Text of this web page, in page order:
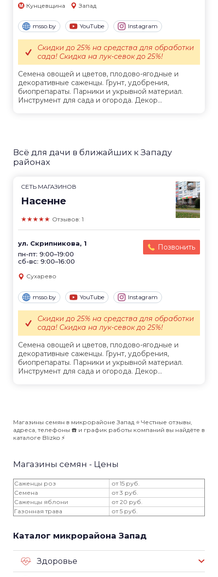
Кунцевщина Запад
msso.by YouTube Instagram
Семена овощей и цветов, плодово-ягодные и
декоративные саженцы. Грунт, удобрения,
биопрепараты. Парники и укрывной материал.
Инструмент для сада и огорода. Декор...
Скидки до 25% на средства для обработки
сада! Скидка на лук-севок до 25%!
Всё для дачи в ближайших к Западу
районах
СЕТЬ МАГАЗИНОВ
Насенне
★★★★★ Отзывов: 1
ул. Скрипникова, 1
пн-пт: 9:00–19:00
сб-вс: 9:00–16:00
Позвонить
Сухарево
msso.by YouTube Instagram
Семена овощей и цветов, плодово-ягодные и
декоративные саженцы. Грунт, удобрения,
биопрепараты. Парники и укрывной материал.
Инструмент для сада и огорода. Декор...
Скидки до 25% на средства для обработки
сада! Скидка на лук-севок до 25%!
Магазины семян в микрорайоне Запад ⭐️ Честные отзывы,
адреса, телефоны ☎️ и график работы компаний вы найдёте в
каталоге Blizko ⚡️
Магазины семян - Цены
Саженцы роз
от 15 руб.
Семена
от 3 руб.
Саженцы яблони
от 20 руб.
Газонная трава
от 5 руб.
Каталог микрорайона Запад
Здоровье